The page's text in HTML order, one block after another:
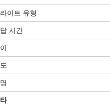
이트 유형
시간